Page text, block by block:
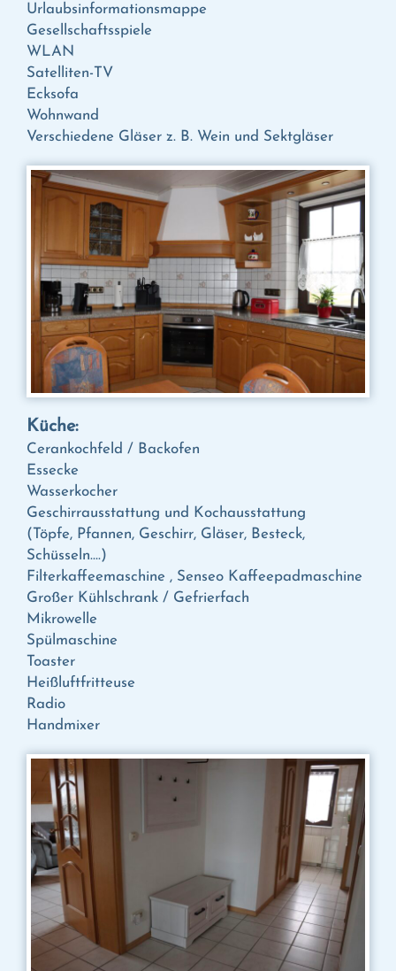
Urlaubsinformationsmappe
Gesellschaftsspiele
WLAN
Satelliten-TV
Ecksofa
Wohnwand
Verschiedene Gläser z. B. Wein und Sektgläser
Küche:
Cerankochfeld / Backofen
Essecke
Wasserkocher
Geschirrausstattung und Kochausstattung
(Töpfe, Pfannen, Geschirr, Gläser, Besteck,
Schüsseln….)
Filterkaffeemaschine , Senseo Kaffeepadmaschine
Großer Kühlschrank / Gefrierfach
Mikrowelle
Spülmaschine
Toaster
Heißluftfritteuse
Radio
Handmixer